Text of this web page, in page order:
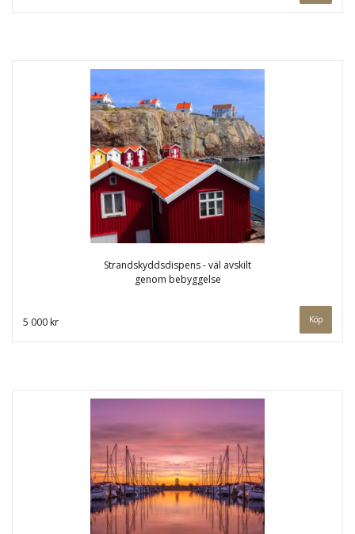
Strandskyddsdispens - väl avskilt
genom bebyggelse
5 000 kr